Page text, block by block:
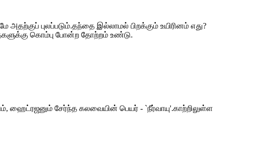
புலப்படும்.தந்தை இல்லாமல் பிறக்கும் உயிரினம் எது?
கொம்பு போன்ற தோற்றம் உண்டு.
ஹைட்ரஜனும் சேர்ந்த கலவையின் பெயர் - `நீர்வாயு'.காற்றிலுள்ள